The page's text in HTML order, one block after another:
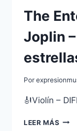
The
Joplin
Por
🎻Violín –
LEER MÁS THE